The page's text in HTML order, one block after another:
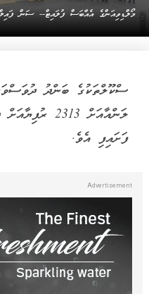
މޯލްޑިވިއަންގެ އެއާބަސް ފުލައިޓް-- ސަން
ސްކޫލްތަކުގެ ބަންދު
ލަންއާއަށް
ފަށައިފި އެވެ.